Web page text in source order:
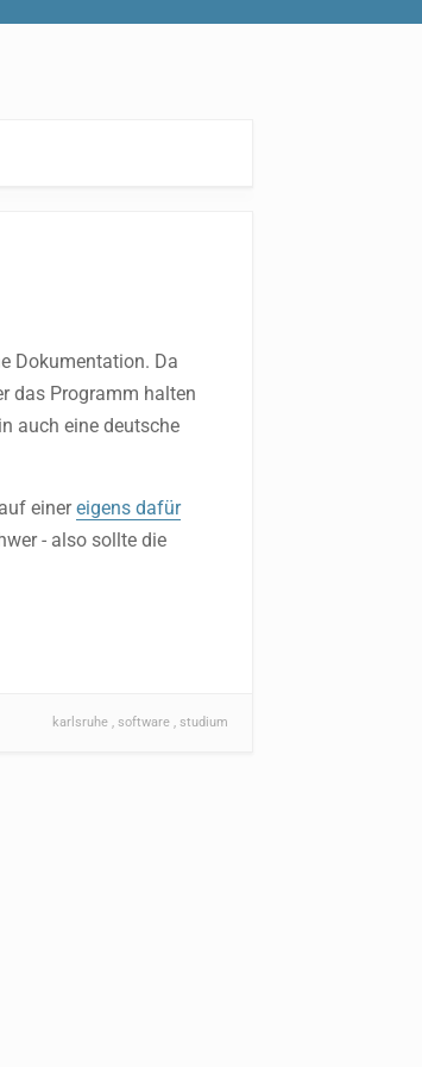
Dokumentation. Da
das Programm halten
auch eine deutsche
einereigens dafür
- also sollte die
karlsruhe software studium